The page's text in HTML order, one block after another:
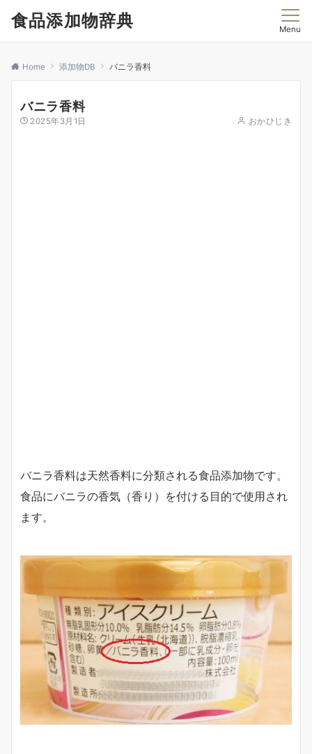
食品添加物辞典 Menu
Home 添加物DB バニラ香料
バニラ香料
2025年3月1日 おかひじき
バニラ香料は天然香料に分類される食品添加物です。
食品にバニラの香気（香り）を付ける目的で使用され
ます。